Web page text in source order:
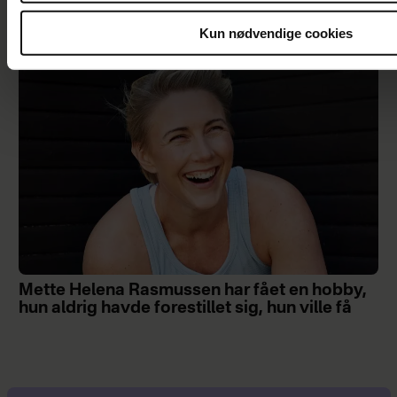
Kun nødvendige cookies
familien mæt”
Mette Helena Rasmussen har fået en hobby,
hun aldrig havde forestillet sig, hun ville få